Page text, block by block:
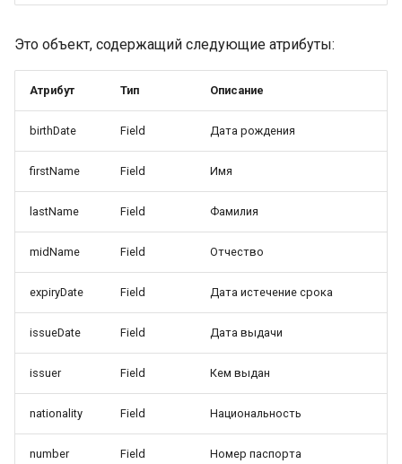
Это объект, содержащий следующие атрибуты:
Атрибут Тип Описание
birthDate Field Дата рождения
firstName Field Имя
lastName Field Фамилия
midName Field Отчество
expiryDate Field Дата истечение срока
issueDate Field Дата выдачи
issuer Field Кем выдан
nationality Field Национальность
number Field Номер паспорта